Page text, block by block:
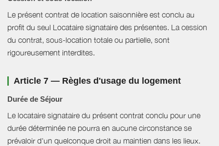
Le présent contrat de location saisonnière est conclu au
profit du seul Locataire signataire des présentes. La cession
du contrat, sous-location totale ou partielle, sont
rigoureusement interdites.
Article 7 — Règles d'usage du logement
Durée de Séjour
Le locataire signataire du présent contrat conclu pour une
durée déterminée ne pourra en aucune circonstance se
prévaloir d'un quelconque droit au maintien dans les lieux.